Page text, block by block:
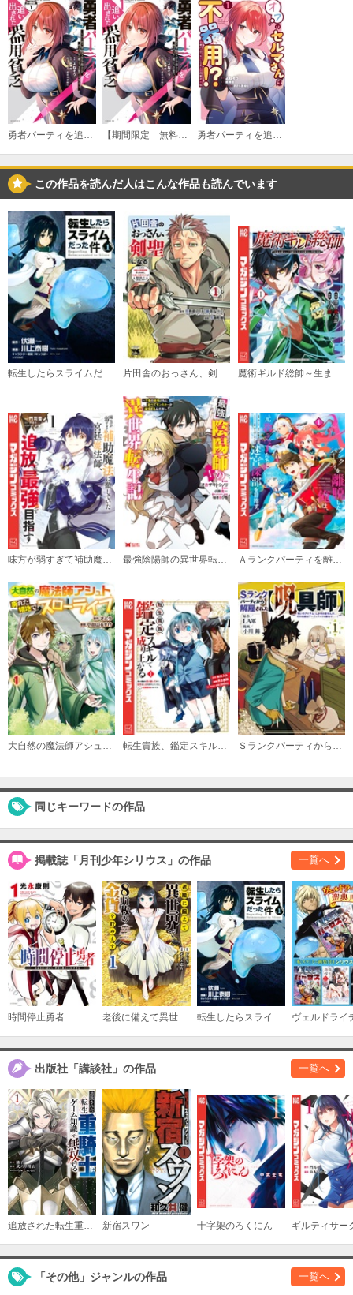
今だけ割引
必要ポイント：720 80
（４） 【電子限定描きおろしペーパー付き】
必要ポイント： 720
必要ポイント：720
購入する
（６）
必要ポイント：720
購入する
（７）
必要ポイント： 720
（８）
必要ポイント： 720
購入する
（９）
必要ポイント：720
購入する
（１０）
必要ポイント：720
購入する
（１１）
必要ポイント：720
必要ポイント：
購入する
（１３）
必要ポイント：690
購入する
（１４）
必要ポイント：690
（１５）
購入する
（１６）
必要ポイント：690
購入する
（１７）
必要ポイント：690
この作品を読んだ人はこんな作品も読んでいます
転生したらスライムだった件 片田舎のおっさん、剣聖になる～ただの田舎の剣術師範だったのに、大成した弟子たちが俺を放ってくれない件～ 魔術ギルド総帥～生まれ変わって今更やり直す２度目の学院生活～
味方が弱すぎて補助魔法に徹していた宮廷魔法師、追放されて最強を目指す 最強陰陽師の異世界転生記～下僕の妖怪どもに比べてモンスターが弱すぎるんだが～（コミック） Ａランクパーティを離脱した俺は、元教え子たちと迷宮深部を目指す。
大自然の魔法師アシュト、廃れた領地でスローライフ 転生貴族、鑑定スキルで成り上がる ～弱小領地を受け継いだので、優秀な人材を増やしていたら、最強領地になってた～ Ｓランクパーティから解雇された【呪具師】～『呪いのアイテム』しか作れませんが、その性能はアーティファクト級なり……！～
同じキーワードの作品
掲載誌「月刊少年シリウス」の作品 一覧へ
時間停止勇者 老後に備えて異世界で８万枚の金貨を貯めます 転生したらスライムだった件
出版社「講談社」の作品 一覧へ
追放された転生重騎士はゲーム知識で無双する 新宿スワン 十字架のろくにん ギルティサー
「その他」ジャンルの作品 一覧へ